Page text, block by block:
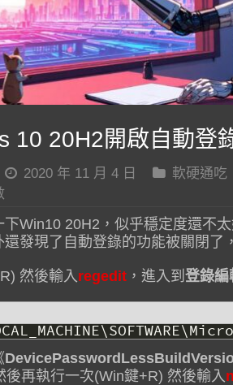
10 20H2開啟自動登
2020 年 11 月 4 日 軟硬通吃
下Win10 20H2，似乎穩定度還不
發現了自動登錄的功能被關閉了
然後輸入regedit，進入到 登錄編
\SOFTWARE\
後再執行一次(Win鍵+R) 然後輸入